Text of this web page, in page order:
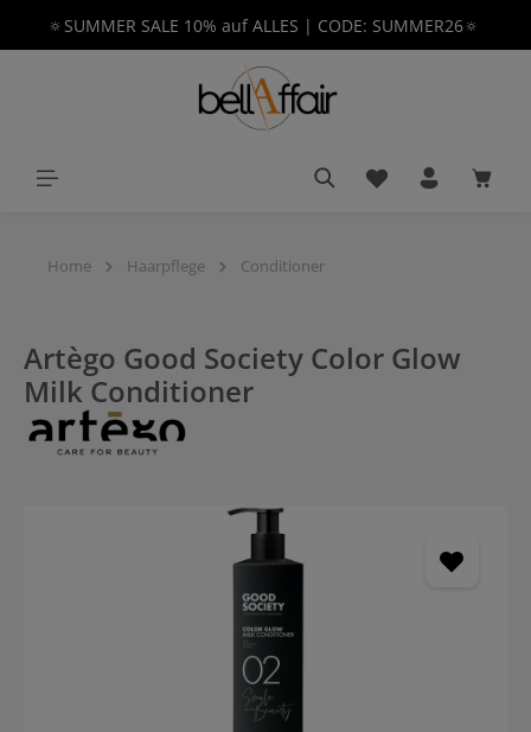
springen
🔅SUMMER SALE 10% auf ALLES | CODE: SUMMER26🔅
Du hast 0
Home Haarpflege Conditioner
Artègo Good Society Color Glow
Milk Conditioner
Bildergalerie überspringen